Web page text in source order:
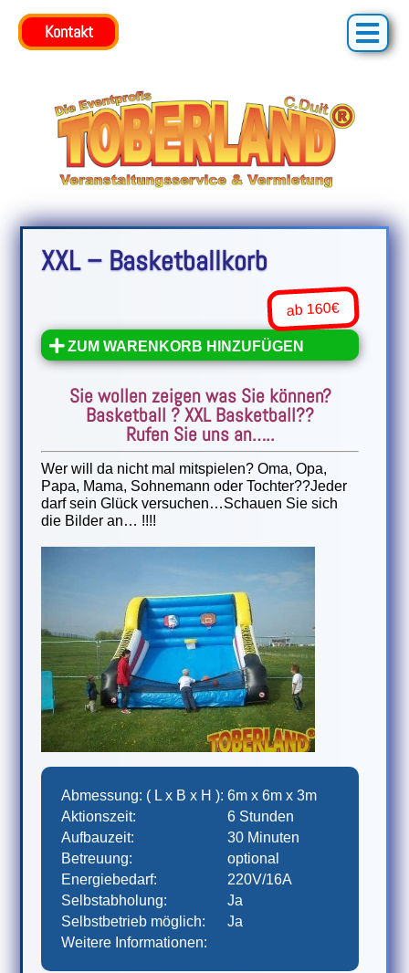
Kontakt
XXL – Basketballkorb
ab 160€
ZUM WARENKORB HINZUFÜGEN
Sie wollen zeigen was Sie können?
Basketball ? XXL Basketball??
Rufen Sie uns an…..
Wer will da nicht mal mitspielen? Oma, Opa,
Papa, Mama, Sohnemann oder Tochter??Jeder
darf sein Glück versuchen…Schauen Sie sich
die Bilder an… !!!!
Abmessung: ( L x B x H ): 6m x 6m x 3m
Aktionszeit:
6 Stunden
Aufbauzeit:
30 Minuten
Betreuung:
optional
Energiebedarf:
220V/16A
Selbstabholung:
Ja
Selbstbetrieb möglich:
Ja
Weitere Informationen:
Kontakt